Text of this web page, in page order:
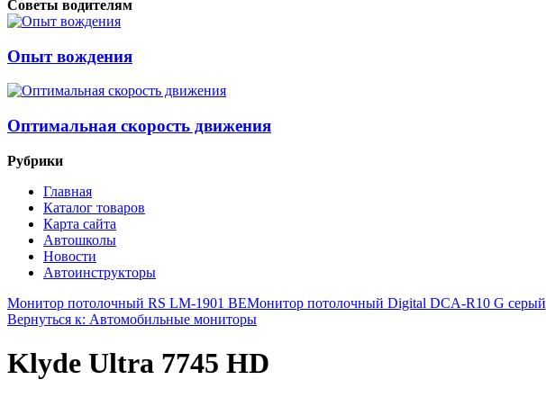
Советы водителям
Опыт вождения
Оптимальная скорость движения
Рубрики
Главная
Каталог товаров
Карта сайта
Автошколы
Новости
Автоинструкторы
Монитор потолочный RS LM-1901 BEМонитор потолочный Digital DCA-R10 G серый
Вернуться к: Автомобильные мониторы
Klyde Ultra 7745 HD